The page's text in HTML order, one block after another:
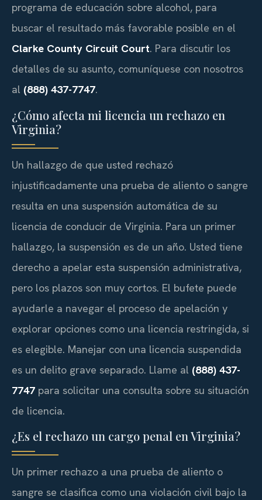
programa de educación sobre alcohol, para
buscar el resultado más favorable posible en el
Clarke County Circuit Court. Para discutir los
detalles de su asunto, comuníquese con nosotros
al (888) 437-7747.
¿Cómo afecta mi licencia un rechazo en
Virginia?
Un hallazgo de que usted rechazó
injustificadamente una prueba de aliento o sangre
resulta en una suspensión automática de su
licencia de conducir de Virginia. Para un primer
hallazgo, la suspensión es de un año. Usted tiene
derecho a apelar esta suspensión administrativa,
pero los plazos son muy cortos. El bufete puede
ayudarle a navegar el proceso de apelación y
explorar opciones como una licencia restringida, si
es elegible. Manejar con una licencia suspendida
es un delito grave separado. Llame al (888) 437-
7747 para solicitar una consulta sobre su situación
de licencia.
¿Es el rechazo un cargo penal en Virginia?
Un primer rechazo a una prueba de aliento o
sangre se clasifica como una violación civil bajo la